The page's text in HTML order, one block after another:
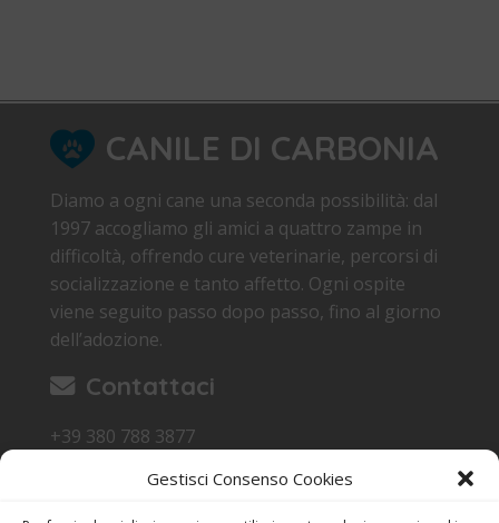
Gestisci Consenso Cookies
CANILE DI CARBONIA
Diamo a ogni cane una seconda possibilità: dal
1997 accogliamo gli amici a quattro zampe in
difficoltà, offrendo cure veterinarie, percorsi di
socializzazione e tanto affetto. Ogni ospite
viene seguito passo dopo passo, fino al giorno
dell’adozione.
Contattaci
+39 380 788 3877
Loc. Sa Terredda 09013 Carbonia SU